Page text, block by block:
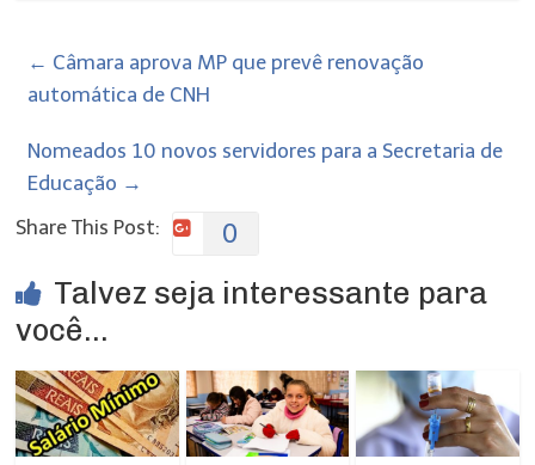
← Câmara aprova MP que prevê renovação
automática de CNH
Nomeados 10 novos servidores para a Secretaria de
Educação →
Share This Post:
0
Talvez seja interessante para
você...